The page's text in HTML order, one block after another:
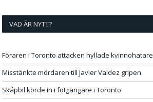
VAD ÄR NYTT?
Föraren i Toronto attacken hyllade kvinnohatare
Misstänkte mördaren till Javier Valdez gripen
Skåpbil körde in i fotgängare i Toronto